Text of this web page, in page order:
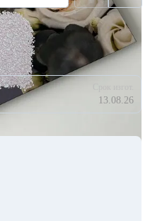
13.08.26